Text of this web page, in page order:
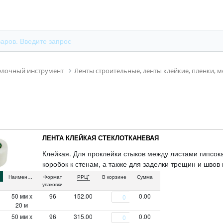
инструмент Ленты строительные, ленты клейкие, пленки,
ЛЕНТА КЛЕЙКАЯ СТЕКЛОТКАНЕВАЯ
Клейкая. Для проклейки стыков между листами
коробок к стенам, а также для заделки трещин и
м2. Материал: стекловолокно, клеевой слой.
Наименование
Формат
упаковки
РРЦ* В корзине Сумма
50 мм х
20 м
96 152.00 0.00
50 мм х
96 315.00 0.00